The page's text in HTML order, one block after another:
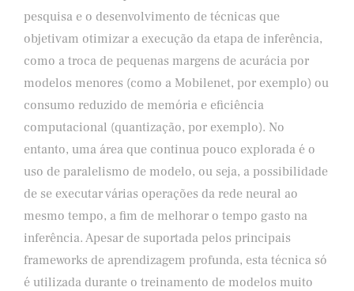
pesquisa e o desenvolvimento de técnicas que
objetivam otimizar a execução da etapa de inferência,
como a troca de pequenas margens de acurácia por
modelos menores (como a Mobilenet, por exemplo) ou
consumo reduzido de memória e eficiência
computacional (quantização, por exemplo). No
entanto, uma área que continua pouco explorada é o
uso de paralelismo de modelo, ou seja, a possibilidade
de se executar várias operações da rede neural ao
mesmo tempo, a fim de melhorar o tempo gasto na
inferência. Apesar de suportada pelos principais
frameworks de aprendizagem profunda, esta técnica só
é utilizada durante o treinamento de modelos muito